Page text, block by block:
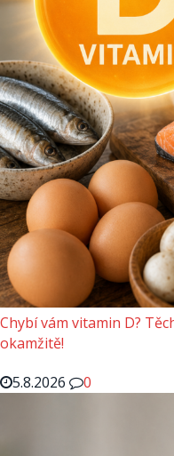
Chybí vám vitamin D?
okamžitě!
5.8.2026
0